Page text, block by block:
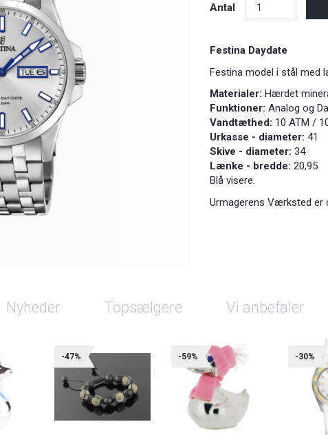
Antal
Festina Daydate
Festina model i stål med
Materialer: Hærdet
Funktioner: Analog og
Vandtæthed: 10 ATM /
Urkasse - diameter: 41
Skive - diameter: 34
Lænke - bredde: 20,95
Blå visere.
Urmagerens Værksted er
Nyheder Topsælgere Vi anbefaler
-47% -59% -30%